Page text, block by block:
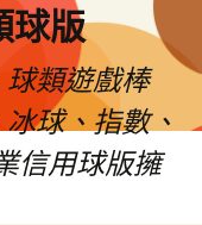
球版
類遊戲棒
球、指數、
信用球版擁